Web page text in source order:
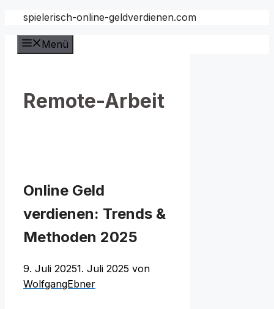
Zum
Inhalt
springen
spielerisch-online-geldverdienen.com
Menü
Remote-Arbeit
Online Geld
verdienen: Trends &
Methoden 2025
9. Juli 20251. Juli 2025 von
WolfgangEbner